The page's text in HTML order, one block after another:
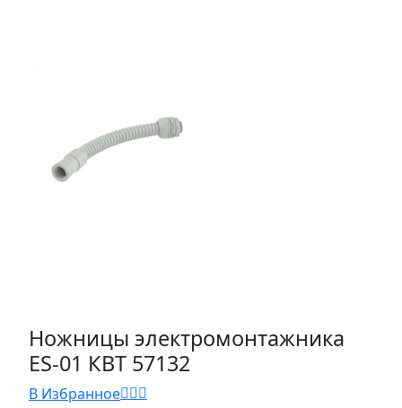
Ножницы электромонтажника
ES-01 КВТ 57132
В Избранное